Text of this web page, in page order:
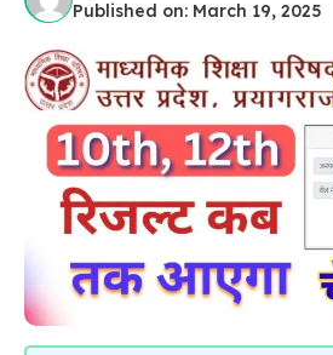
Published on: March 19, 2025